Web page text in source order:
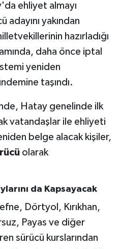
ehliyet almayı
adayını yakından
hazırladığı
daha önce iptal
yeniden
taşındı.
Hatay genelinde ilk
vatandaşlar ile ehliyeti
belge alacak kişiler,
olarak
da Kapsayacak
Dörtyol, Kırıkhan,
Payas ve diğer
sürücü kurslarından